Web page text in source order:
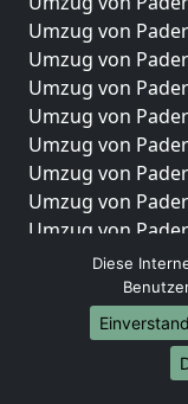
Umzug von
Umzug von
Umzug von
Umzug von
Umzug von
Umzug von
Umzug von
Umzug von
Umzug von
Umzug von
Umzug von
Diese